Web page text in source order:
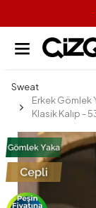
Sweat
Erkek Gömlek
Klasik Kalıp -